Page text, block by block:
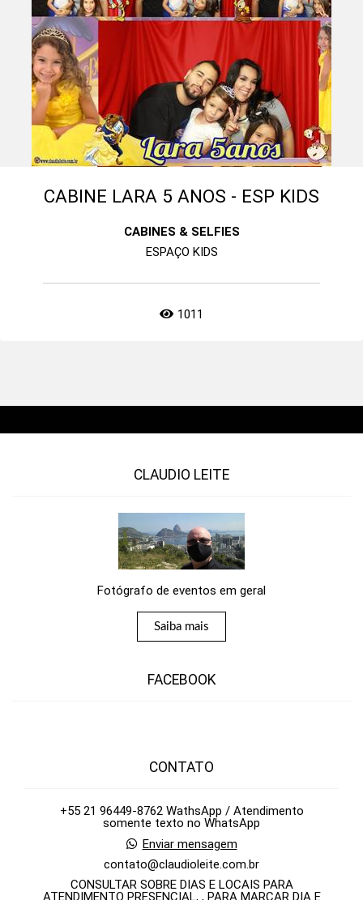
CABINE LARA 5 ANOS - ESP KIDS
CABINES & SELFIES
ESPAÇO KIDS
1011
CLAUDIO LEITE
Fotógrafo de eventos em geral
Saiba mais
FACEBOOK
CONTATO
+55 21 96449-8762 WathsApp / Atendimento
somente texto no WhatsApp
Enviar mensagem
contato@claudioleite.com.br
CONSULTAR SOBRE DIAS E LOCAIS PARA
ATENDIMENTO PRESENCIAL, , PARA MARCAR DIA E